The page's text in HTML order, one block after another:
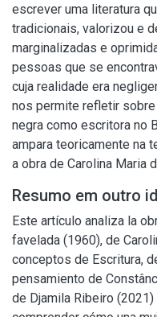
escrever uma literatura
tradicionais, valorizou e
marginalizadas e
pessoas que se
cuja realidade era
nos permite refletir
negra como escritora no
ampara teoricamente na
a obra de Carolina Maria
Resumo em outro
Este artículo analiza la
favelada (1960), de
conceptos de Escritura,
pensamiento de
de Djamila Ribeiro